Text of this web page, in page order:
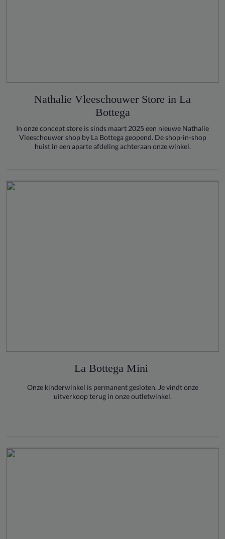
Nathalie Vleeschouwer Store in La
Bottega
In onze concept store is sinds maart 2025 een nieuwe Nathalie
Vleeschouwer shop by La Bottega geopend. De shop-in-shop
huist in een aparte afdeling achteraan onze winkel.
La Bottega Mini
Onze kinderwinkel is permanent gesloten. Je vindt onze
uitverkoop terug in onze outletwinkel.